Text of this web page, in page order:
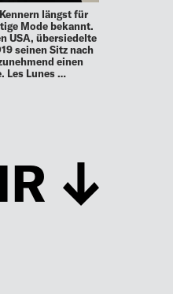
längst für
Mode bekannt.
USA, übersiedelte
seinen Sitz nach
einen
Les Lunes …